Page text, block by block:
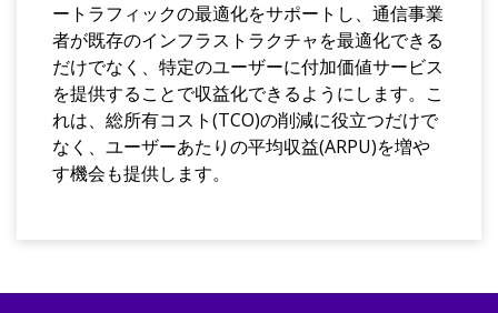
ートラフィックの最適化をサポートし、通信事業
者が既存のインフラストラクチャを最適化できる
だけでなく、特定のユーザーに付加価値サービス
を提供することで収益化できるようにします。こ
れは、総所有コスト(TCO)の削減に役立つだけで
なく、ユーザーあたりの平均収益(ARPU)を増や
す機会も提供します。